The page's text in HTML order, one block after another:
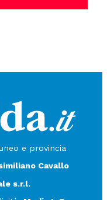
e provincia
Cavallo
s.r.l.